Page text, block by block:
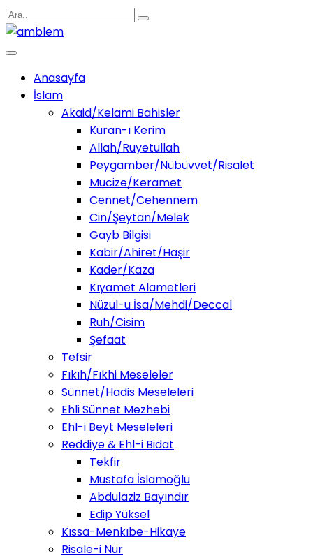
Anasayfa
İslam
Akaid/Kelami Bahisler
Kuran-ı Kerim
Allah/Ruyetullah
Peygamber/Nübüvvet/Risalet
Mucize/Keramet
Cennet/Cehennem
Cin/Şeytan/Melek
Gayb Bilgisi
Kabir/Ahiret/Haşir
Kader/Kaza
Kıyamet Alametleri
Nüzul-u İsa/Mehdi/Deccal
Ruh/Cisim
Şefaat
Tefsir
Fıkıh/Fıkhi Meseleler
Sünnet/Hadis Meseleleri
Ehli Sünnet Mezhebi
Ehl-i Beyt Meseleleri
Reddiye & Ehl-i Bidat
Tekfir
Mustafa İslamoğlu
Abdulaziz Bayındır
Edip Yüksel
Kıssa-Menkıbe-Hikaye
Risale-i Nur